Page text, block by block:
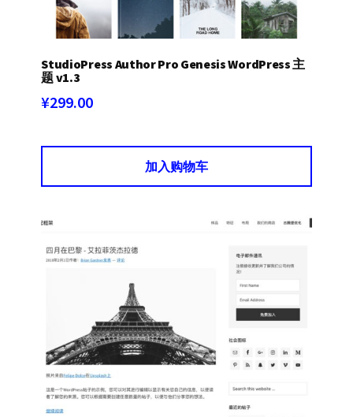
StudioPress Author Pro Genesis WordPress 主
题 v1.3
¥299.00
加入购物车